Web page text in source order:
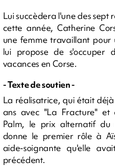
Lui succèdera l'une des sept
cette année, Catherine
une femme travaillant pour
lui propose de s'occuper
vacances en Corse.
- Texte de soutien -
La réalisatrice, qui était
ans avec "La Fracture"
Palm, le prix alternatif du
donne le premier rôle à
aide-soignante qu'elle
précédent.